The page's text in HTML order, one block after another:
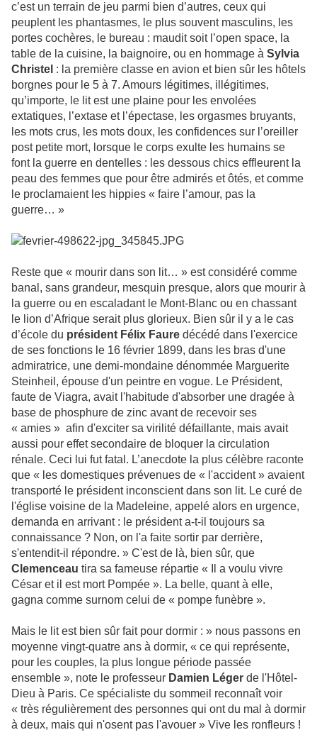
c’est un terrain de jeu parmi bien d’autres, ceux qui
peuplent les phantasmes, le plus souvent masculins, les
portes cochères, le bureau : maudit soit l’open space, la
table de la cuisine, la baignoire, ou en hommage à Sylvia
Christel : la première classe en avion et bien sûr les hôtels
borgnes pour le 5 à 7. Amours légitimes, illégitimes,
qu’importe, le lit est une plaine pour les envolées
extatiques, l’extase et l’épectase, les orgasmes bruyants,
les mots crus, les mots doux, les confidences sur l’oreiller
post petite mort, lorsque le corps exulte les humains se
font la guerre en dentelles : les dessous chics effleurent la
peau des femmes que pour être admirés et ôtés, et comme
le proclamaient les hippies « faire l’amour, pas la
guerre… »
Reste que « mourir dans son lit… » est considéré comme
banal, sans grandeur, mesquin presque, alors que mourir à
la guerre ou en escaladant le Mont-Blanc ou en chassant
le lion d’Afrique serait plus glorieux. Bien sûr il y a le cas
d’école du président Félix Faure décédé dans l'exercice
de ses fonctions le 16 février 1899, dans les bras d'une
admiratrice, une demi-mondaine dénommée Marguerite
Steinheil, épouse d'un peintre en vogue. Le Président,
faute de Viagra, avait l'habitude d'absorber une dragée à
base de phosphure de zinc avant de recevoir ses
« amies » afin d'exciter sa virilité défaillante, mais avait
aussi pour effet secondaire de bloquer la circulation
rénale. Ceci lui fut fatal. L’anecdote la plus célèbre raconte
que « les domestiques prévenues de « l'accident » avaient
transporté le président inconscient dans son lit. Le curé de
l'église voisine de la Madeleine, appelé alors en urgence,
demanda en arrivant : le président a-t-il toujours sa
connaissance ? Non, on l'a faite sortir par derrière,
s'entendit-il répondre. » C'est de là, bien sûr, que
Clemenceau tira sa fameuse répartie « Il a voulu vivre
César et il est mort Pompée ». La belle, quant à elle,
gagna comme surnom celui de « pompe funèbre ».
Mais le lit est bien sûr fait pour dormir : » nous passons en
moyenne vingt-quatre ans à dormir, « ce qui représente,
pour les couples, la plus longue période passée
ensemble », note le professeur Damien Léger de l'Hôtel-
Dieu à Paris. Ce spécialiste du sommeil reconnaît voir
« très régulièrement des personnes qui ont du mal à dormir
à deux, mais qui n'osent pas l'avouer » Vive les ronfleurs !